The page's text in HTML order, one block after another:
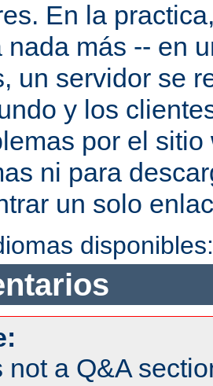
En la
nada más -- en
un servidor se
y los
por el
ni para
un solo
not a Q&A